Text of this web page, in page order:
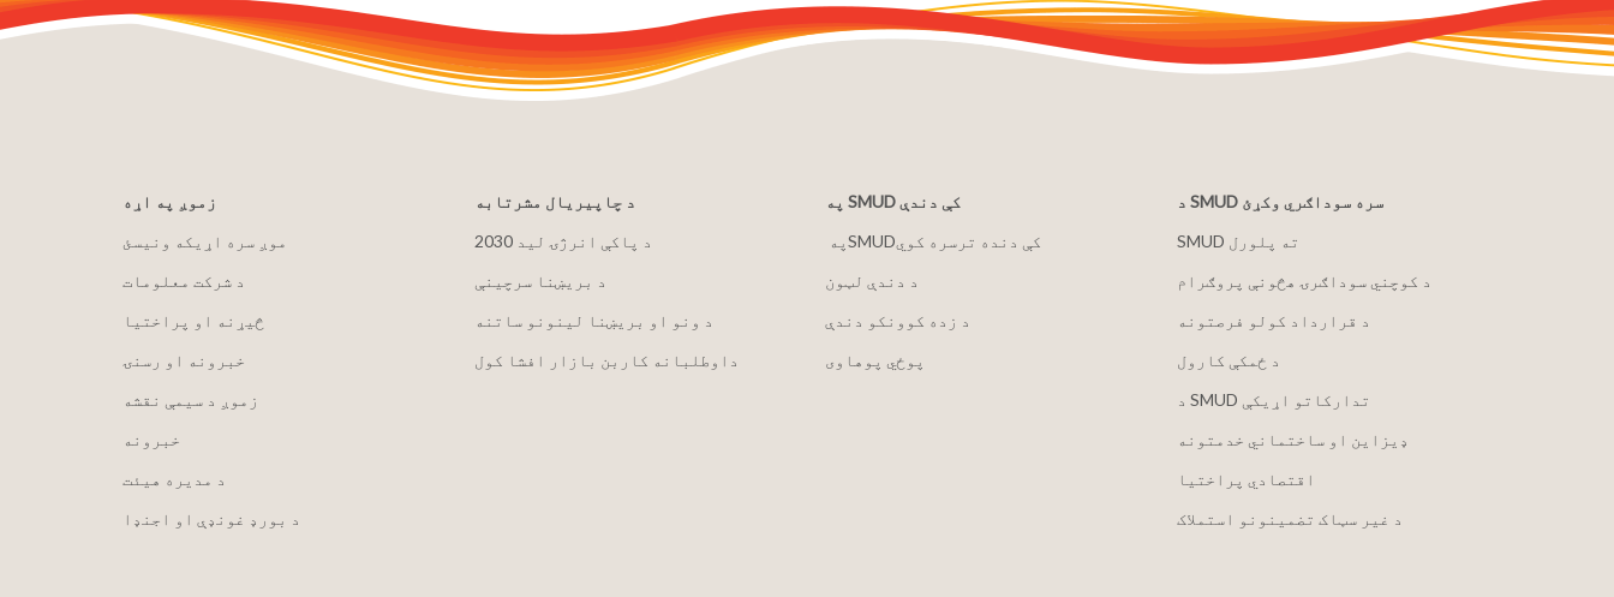
زموږ په اړه
موږ سره اړیکه ونیسئ
د شرکت معلومات
څیړنه او پراختیا
خبرونه او رسنۍ
زموږ د سیمې نقشه
خبرونه
د مدیره هیئت
د بورډ غونډې او اجنډا
د چاپیریال مشرتابه
2030 د پاکې انرژۍ لید
د بریښنا سرچینې
د ونو او بریښنا لینونو ساتنه
داوطلبانه کاربن بازار افشا کول
په SMUD کې دندې
په ‏‎SMUD‎‏ کې دنده ترسره کوي
د دندې لټون
د زده کوونکو دندې
پوځي پوهاوی
د SMUD سره سوداګري وکړئ
SMUD ته پلورل
د کوچني سوداګرۍ هڅونې پروګرام
د قرارداد کولو فرصتونه
د ځمکې کارول
د SMUD تدارکاتو اړیکې
ډیزاین او ساختماني خدمتونه
اقتصادي پراختیا
د غیر سټاک تضمینونو استملاک